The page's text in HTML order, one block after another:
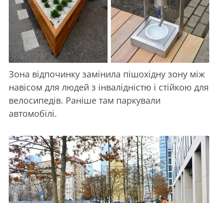
Зона відпочинку замінила пішохідну зону між
навісом для людей з інвалідністю і стійкою для
велосипедів. Раніше там паркували
автомобілі.